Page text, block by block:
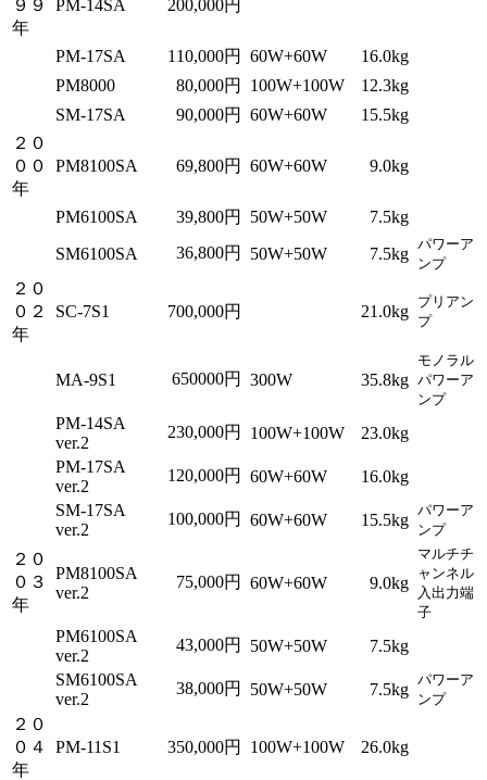
９９
年
PM-14SA 200,000円
PM-17SA 110,000円 60W+60W
16.0kg
PM8000
80,000円 100W+100W
12.3kg
SM-17SA
90,000円 60W+60W
15.5kg
２０
００
年
PM8100SA 69,800円 60W+60W 9.0kg
PM6100SA 39,800円 50W+50W
7.5kg
SM6100SA
36,800円 50W+50W 7.5kg
パワーア
ンプ
２０
０２
年
SC-7S1 700,000円 21.0kg
プリアン
プ
MA-9S1 650000円 300W 35.8kg
モノラル
パワーア
ンプ
PM-14SA
ver.2
230,000円 100W+100W
23.0kg
PM-17SA
ver.2
120,000円 60W+60W
16.0kg
SM-17SA
ver.2
100,000円 60W+60W 15.5kg
パワーア
ンプ
２０
０３
年
PM8100SA
ver.2
75,000円 60W+60W 9.0kg
マルチチ
ャンネル
入出力端
子
PM6100SA
ver.2
43,000円 50W+50W
7.5kg
SM6100SA
ver.2
38,000円 50W+50W 7.5kg
パワーア
ンプ
２０
０４
年
PM-11S1 350,000円 100W+100W 26.0kg